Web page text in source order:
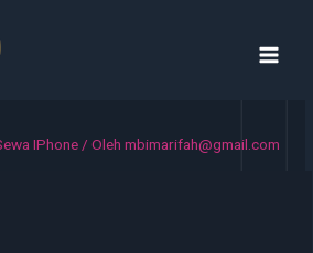
IPhone / Olehmbimarifah@gmail.com